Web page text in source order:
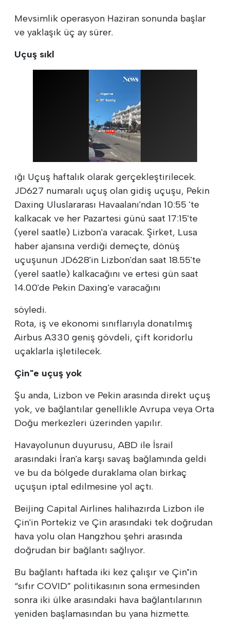
Mevsimlik operasyon Haziran sonunda başlar
ve yaklaşık üç ay sürer.
Uçuş sıkl
ığı Uçuş haftalık olarak gerçekleştirilecek.
JD627 numaralı uçuş olan gidiş uçuşu, Pekin
Daxing Uluslararası Havaalanı'ndan 10:55 'te
kalkacak ve her Pazartesi günü saat 17:15'te
(yerel saatle) Lizbon'a varacak. Şirket, Lusa
haber ajansına verdiği demeçte, dönüş
uçuşunun JD628'in Lizbon'dan saat 18.55'te
(yerel saatle) kalkacağını ve ertesi gün saat
14.00'de Pekin Daxing'e varacağını
söyledi.
Rota, iş ve ekonomi sınıflarıyla donatılmış
Airbus A330 geniş gövdeli, çift koridorlu
uçaklarla işletilecek.
Çin"e uçuş yok
Şu anda, Lizbon ve Pekin arasında direkt uçuş
yok, ve bağlantılar genellikle Avrupa veya Orta
Doğu merkezleri üzerinden yapılır.
Havayolunun duyurusu, ABD ile İsrail
arasındaki İran'a karşı savaş bağlamında geldi
ve bu da bölgede duraklama olan birkaç
uçuşun iptal edilmesine yol açtı.
Beijing Capital Airlines halihazırda Lizbon ile
Çin'in Portekiz ve Çin arasındaki tek doğrudan
hava yolu olan Hangzhou şehri arasında
doğrudan bir bağlantı sağlıyor.
Bu bağlantı haftada iki kez çalışır ve Çin"in
“sıfır COVID” politikasının sona ermesinden
sonra iki ülke arasındaki hava bağlantılarının
yeniden başlamasından bu yana hizmette.